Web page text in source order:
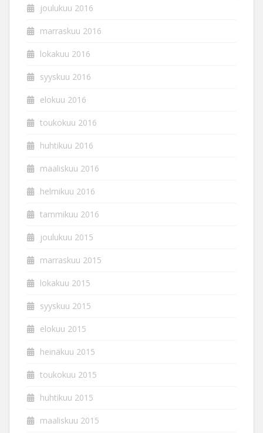
joulukuu 2016
marraskuu 2016
lokakuu 2016
syyskuu 2016
elokuu 2016
toukokuu 2016
huhtikuu 2016
maaliskuu 2016
helmikuu 2016
tammikuu 2016
joulukuu 2015
marraskuu 2015
lokakuu 2015
syyskuu 2015
elokuu 2015
heinäkuu 2015
toukokuu 2015
huhtikuu 2015
maaliskuu 2015